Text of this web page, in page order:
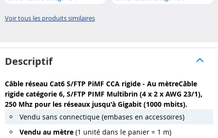
Voir tous les produits similaires
Descriptif
Câble réseau Cat6 S/FTP PiMF CCA rigide - Au mètreCâble
rigide catégorie 6, S/FTP PIMF Multibrin (4 x 2 x AWG 23/1),
250 Mhz pour les réseaux jusqu'à Gigabit (1000 mbits).
Vendu sans connectique (embases en accessoires)
Vendu au mètre (1 unité dans le panier = 1 m)